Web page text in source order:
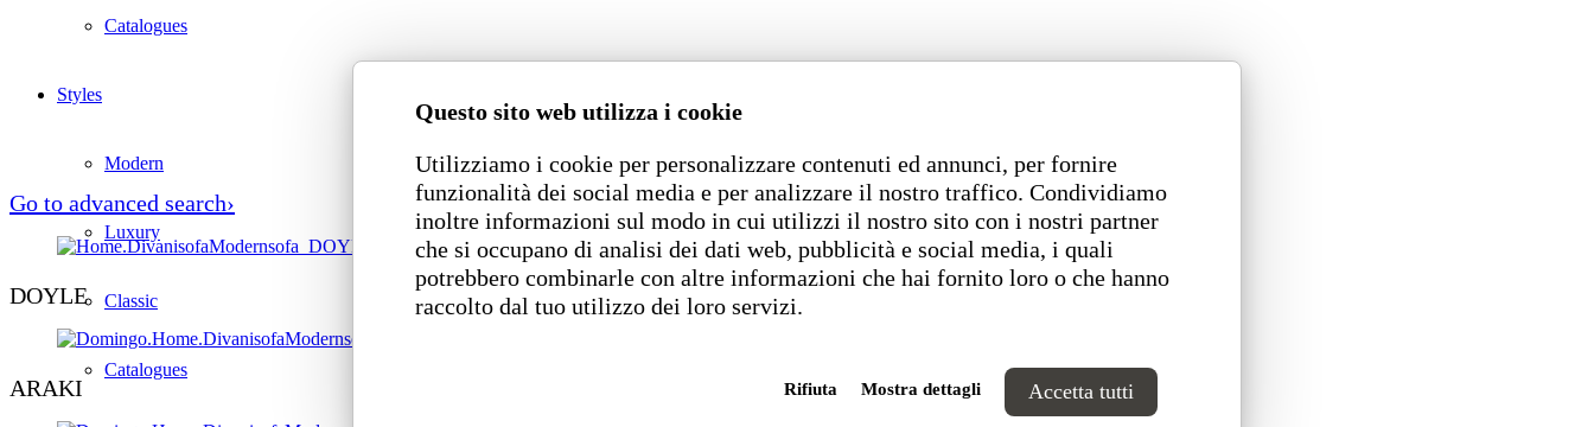
Questo sito web utilizza i cookie
Utilizziamo i cookie per personalizzare contenuti ed annunci, per fornire
funzionalità dei social media e per analizzare il nostro traffico. Condividiamo
inoltre informazioni sul modo in cui utilizzi il nostro sito con i nostri partner
che si occupano di analisi dei dati web, pubblicità e social media, i quali
potrebbero combinarle con altre informazioni che hai fornito loro o che hanno
raccolto dal tuo utilizzo dei loro servizi.
Rifiuta Mostra dettagli Accetta tutti
Catalogues
Styles
Modern
Luxury
Classic
Catalogues
Go to advanced search›
DOYLE
ARAKI